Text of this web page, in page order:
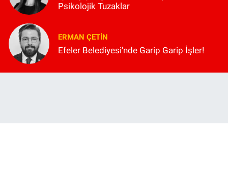
Psikolojik Tuzaklar
ERMAN ÇETIN
Efeler Belediyesi'nde Garip Garip İşler!